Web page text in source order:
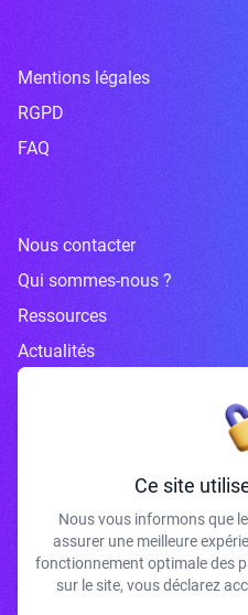
Mentions légales
RGPD
FAQ
Nous contacter
Qui sommes-nous ?
Ressources
Actualités
Inscrivez-
J'accepte de recevoir vos e-mails
votre politique de
Ce site
Nous vous informons que
assurer une meilleure
fonctionnement optimale des
sur le site, vous déclarez